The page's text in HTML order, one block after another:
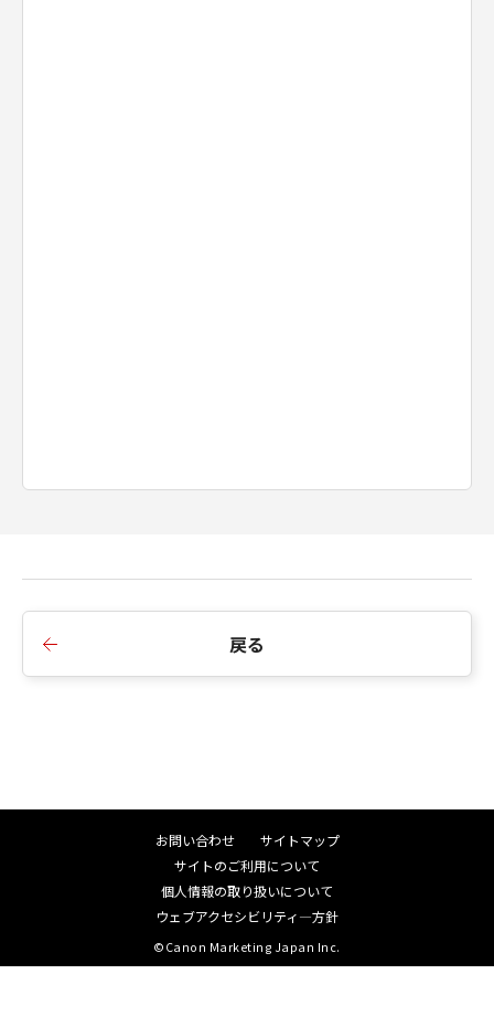
戻る
お問い合わせ
サイトマップ
サイトのご利用について
個人情報の取り扱いについて
ウェブアクセシビリティ―方針
©Canon Marketing Japan Inc.